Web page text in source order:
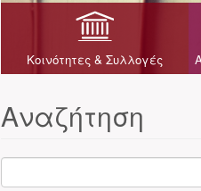
Κοινότητες & Συλλογές
Αναζήτηση